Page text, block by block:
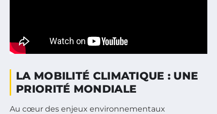
LA MOBILITÉ CLIMATIQUE : UNE
PRIORITÉ MONDIALE
Au cœur des enjeux environnementaux